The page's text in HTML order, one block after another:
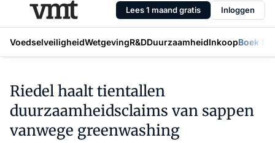
Lees 1 maand gratis Inloggen
VoedselveiligheidWetgevingR&DDuurzaamheidInkoopBoek
Riedel haalt tientallen
duurzaamheidsclaims van sappen
vanwege greenwashing